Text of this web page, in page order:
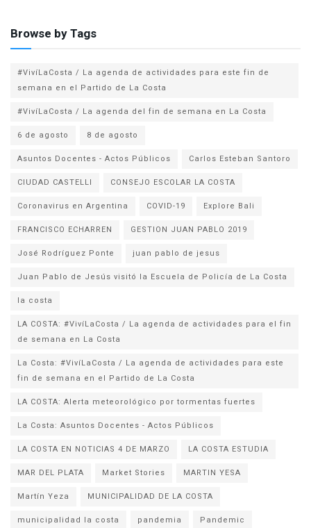
Browse by Tags
#VivíLaCosta / La agenda de actividades para este fin de
semana en el Partido de La Costa
#VivíLaCosta / La agenda del fin de semana en La Costa
6 de agosto
8 de agosto
Asuntos Docentes - Actos Públicos
Carlos Esteban Santoro
CIUDAD CASTELLI
CONSEJO ESCOLAR LA COSTA
Coronavirus en Argentina
COVID-19
Explore Bali
FRANCISCO ECHARREN
GESTION JUAN PABLO 2019
José Rodríguez Ponte
juan pablo de jesus
la costa
LA COSTA: #VivíLaCosta / La agenda de actividades para el fin
de semana en La Costa
La Costa: #VivíLaCosta / La agenda de actividades para este
fin de semana en el Partido de La Costa
LA COSTA: Alerta meteorológico por tormentas fuertes
La Costa: Asuntos Docentes - Actos Públicos
LA COSTA EN NOTICIAS 4 DE MARZO
LA COSTA ESTUDIA
MAR DEL PLATA
Market Stories
MARTIN YESA
Martín Yeza
MUNICIPALIDAD DE LA COSTA
municipalidad la costa
pandemia
Pandemic